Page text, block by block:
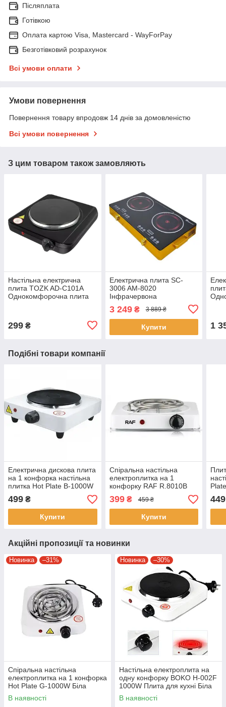
Післяплата
Готівкою
Оплата картою Visa, Mastercard - WayForPay
Безготівковий розрахунок
Всі умови оплати
Умови повернення
Повернення товару впродовж 14 днів за домовленістю
Всі умови повернення
З цим товаром також замовляють
Настільна електрична
плита TOZK AD-C101A
Однокомфорочна плита
299 ₴
Електрична плита SC-
3006 AM-8020
Інфрачервона
електроплита Silver Crest
3 249₴ 3 889 ₴
Купити 1
Подібні товари компанії
Електрична дискова плита
на 1 конфорка настільна
плитка Hot Plate B-1000W
Біла
499 ₴
Купити
Спіральна настільна
електроплитка на 1
конфорку RAF R.8010B
Біла одноконфоркова
електрична плита
399₴ 459 ₴
Купити
на 1
449
Акційні пропозиції та новинки
Новинка –31%
Спіральна настільна
електроплитка на 1 конфорка
Hot Plate G-1000W Біла
одноконфоркова електрична
плита
В наявності
Новинка –30%
Настільна електроплита на
одну конфорку BOKO H-002F
1000W Плита для кухні Біла
В наявності